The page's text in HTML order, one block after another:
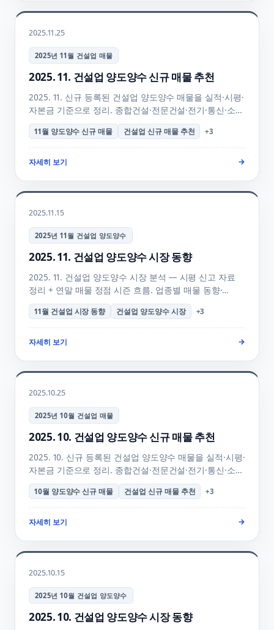
2025.11.25
2025년 11월 건설업 매물
2025. 11. 건설업 양도양수 신규 매물 추천
2025. 11. 신규 등록된 건설업 양도양수 매물을 실적·시평·
자본금 기준으로 정리. 종합건설·전문건설·전기·통신·소방
업종별 매물 + 시평 신고 자료 정리 + 연말 매물 정점 양수
골든타임 + 양수 의향 등록 + 매물 검색 + FAQ 안내.
11월 양도양수 신규 매물 건설업 신규 매물 추천 +3
자세히 보기 →
2025.11.15
2025년 11월 건설업 양도양수
2025. 11. 건설업 양도양수 시장 동향
2025. 11. 건설업 양도양수 시장 분석 — 시평 신고 자료
정리 + 연말 매물 정점 시즌 흐름. 업종별 매물 동향·
양도가 협상력·양수자 의사결정 시기·12월 전망까지
행정사사무소하랑이 정리한 월간 리포트 + FAQ + 매물
검색 안내.
11월 건설업 시장 동향 건설업 양도양수 시장 +3
자세히 보기 →
2025.10.25
2025년 10월 건설업 매물
2025. 10. 건설업 양도양수 신규 매물 추천
2025. 10. 신규 등록된 건설업 양도양수 매물을 실적·시평·
자본금 기준으로 정리. 종합건설·전문건설·전기·통신·소방
업종별 매물 + 4분기 진입 + 연말 매물 정리 시작 양수
골든타임 + 양수 의향 등록 + 매물 검색 + FAQ 안내.
10월 양도양수 신규 매물 건설업 신규 매물 추천 +3
자세히 보기 →
2025.10.15
2025년 10월 건설업 양도양수
2025. 10. 건설업 양도양수 시장 동향